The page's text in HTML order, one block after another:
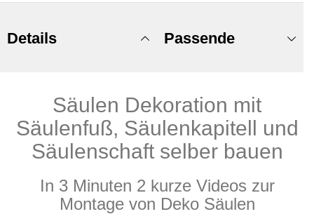
Details
Säulen Dekoration mit
Säulenfuß, Säulenkapitell und
Säulenschaft selber bauen
In 3 Minuten 2 kurze Videos zur
Montage von Deko Säulen
Passende
Produkte